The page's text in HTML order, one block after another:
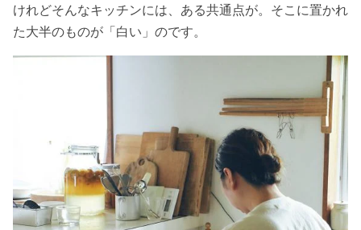
けれどそんなキッチンには、ある共通点が。そこに置かれ
た大半のものが「白い」のです。